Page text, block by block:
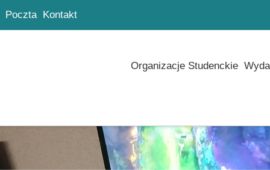
Poczta Kontakt
Organizacje Studenckie